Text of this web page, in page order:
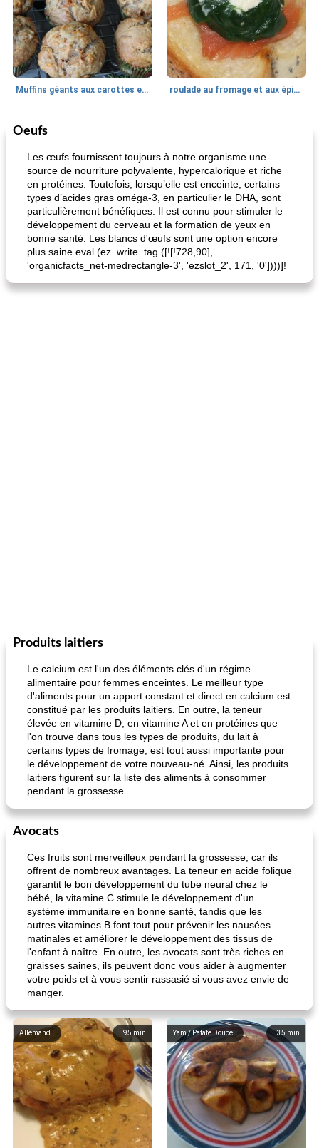
Muffins géants aux carottes et à la banane de Nif roulade au fromage et aux épinards
Marques de confiance: recettes et
fiesta tostadas le méga's jopp joes
Oeufs
Les œufs fournissent toujours à notre organisme une
source de nourriture polyvalente, hypercalorique et riche
en protéines. Toutefois, lorsqu’elle est enceinte, certains
types d’acides gras oméga-3, en particulier le DHA, sont
particulièrement bénéfiques. Il est connu pour stimuler le
développement du cerveau et la formation de yeux en
bonne santé. Les blancs d'œufs sont une option encore
plus saine.eval (ez_write_tag ([![!728,90],
'organicfacts_net-medrectangle-3', 'ezslot_2', 171, '0'])))]!
Produits laitiers
Le calcium est l'un des éléments clés d'un régime
alimentaire pour femmes enceintes. Le meilleur type
d'aliments pour un apport constant et direct en calcium est
constitué par les produits laitiers. En outre, la teneur
élevée en vitamine D, en vitamine A et en protéines que
l'on trouve dans tous les types de produits, du lait à
certains types de fromage, est tout aussi importante pour
le développement de votre nouveau-né. Ainsi, les produits
laitiers figurent sur la liste des aliments à consommer
pendant la grossesse.
Avocats
Ces fruits sont merveilleux pendant la grossesse, car ils
offrent de nombreux avantages. La teneur en acide folique
garantit le bon développement du tube neural chez le
bébé, la vitamine C stimule le développement d'un
système immunitaire en bonne santé, tandis que les
autres vitamines B font tout pour prévenir les nausées
matinales et améliorer le développement des tissus de
l'enfant à naître. En outre, les avocats sont très riches en
graisses saines, ils peuvent donc vous aider à augmenter
votre poids et à vous sentir rassasié si vous avez envie de
manger.
95 min
Allemand 35 min
Yam / Patate Douce